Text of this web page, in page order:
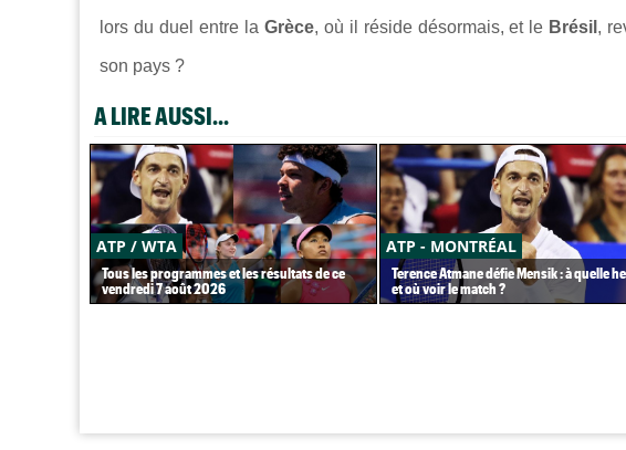
lors du duel entre la Grèce, où il réside désormais, et le Brésil ,
son pays ?
A LIRE AUSSI...
ATP / WTA
Tous les programmes et les résultats de ce
vendredi 7 août 2026
ATP - MONTRÉAL
Terence Atmane défie Mensik : à quelle
et où voir le match ?